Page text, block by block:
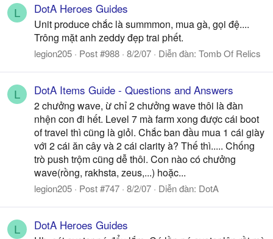
L DotA Heroes Guides
Unit produce chắc là summmon, mua gà, gọi đệ....
Trông mặt anh zeddy đẹp trai phết.
legion205 Post #988 8/2/07 Diễn đàn: Tomb Of Relics
L DotA Items Guide - Questions and Answers
2 chưởng wave, ừ chỉ 2 chưởng wave thôi là đàn
nhện con đi hết. Level 7 mà farm xong được cái boot
of travel thì cũng là giỏi. Chắc ban đầu mua 1 cái giày
với 2 cái ăn cây và 2 cái clarity à? Thế thì..... Chống
trò push trộm cũng dễ thôi. Con nào có chưởng
wave(rồng, rakhsta, zeus,...) hoặc...
legion205 Post #747 8/2/07 Diễn đàn: DotA
L DotA Heroes Guides